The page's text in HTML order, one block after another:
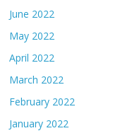
June 2022
May 2022
April 2022
March 2022
February 2022
January 2022